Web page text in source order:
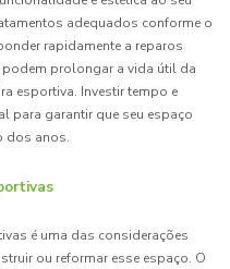
adequados conforme o
rapidamente a reparos
prolongar a vida útil da
esportiva. Investir tempo e
para garantir que seu espaço
dos anos.
é uma das considerações
ou reformar esse espaço. O